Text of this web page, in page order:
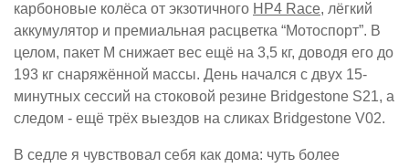
карбоновые колёса от экзотичного HP4 Race, лёгкий
аккумулятор и премиальная расцветка “Мотоспорт”. В
целом, пакет M снижает вес ещё на 3,5 кг, доводя его до
193 кг снаряжённой массы. День начался с двух 15-
минутных сессий на стоковой резине Bridgestone S21, а
следом - ещё трёх выездов на сликах Bridgestone V02.
В седле я чувствовал себя как дома: чуть более